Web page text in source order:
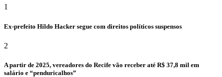
1
Ex-prefeito Hildo Hacker segue com direitos políticos suspensos
2
A partir de 2025, vereadores do Recife vão receber até R$ 37,8 mil em
salário e “penduricalhos”